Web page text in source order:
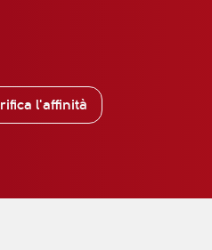
l'affinità